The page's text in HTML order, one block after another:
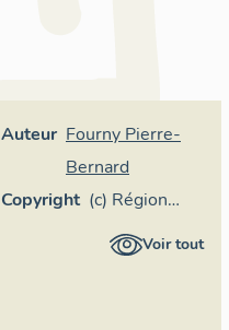
Auteur Fourny Pierre-
Bernard
Copyright (c) Région
Pays de laVoir tout